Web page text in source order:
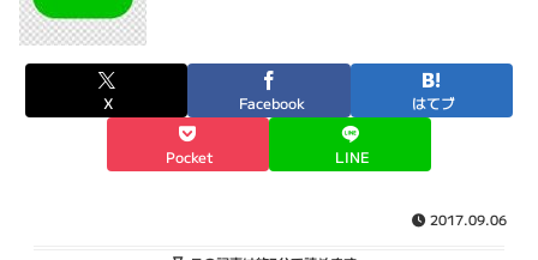
X Facebook はてブ
Pocket LINE
2017.09.06